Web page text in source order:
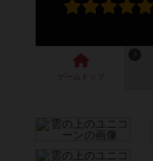
ゲーム